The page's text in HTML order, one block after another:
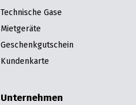
Technische Gase
Mietgeräte
Geschenkgutschein
Kundenkarte
Unternehmen